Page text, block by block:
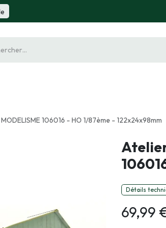
106016 - HO 1/87ème - 122x24x98mm
Détails
69,99